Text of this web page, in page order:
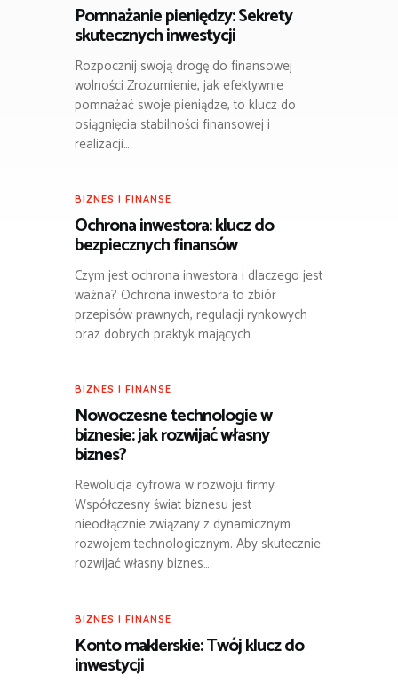
Pomnażanie pieniędzy: Sekrety
skutecznych inwestycji
Rozpocznij swoją drogę do finansowej
wolności Zrozumienie, jak efektywnie
pomnażać swoje pieniądze, to klucz do
osiągnięcia stabilności finansowej i
realizacji…
BIZNES I FINANSE
Ochrona inwestora: klucz do
bezpiecznych finansów
Czym jest ochrona inwestora i dlaczego jest
ważna? Ochrona inwestora to zbiór
przepisów prawnych, regulacji rynkowych
oraz dobrych praktyk mających…
BIZNES I FINANSE
Nowoczesne technologie w
biznesie: jak rozwijać własny
biznes?
Rewolucja cyfrowa w rozwoju firmy
Współczesny świat biznesu jest
nieodłącznie związany z dynamicznym
rozwojem technologicznym. Aby skutecznie
rozwijać własny biznes…
BIZNES I FINANSE
Konto maklerskie: Twój klucz do
inwestycji